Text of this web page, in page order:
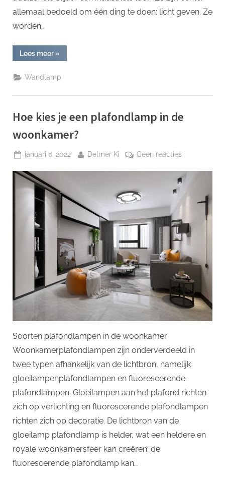
allemaal bedoeld om één ding te doen: licht geven. Ze
worden…
Lees meer“Vloerlamp
Met
Lamp”
»
Wandlamp
Hoe kies je een plafondlamp in de
woonkamer?
Geplaatst
januari 6, 2022 Door
Delmer Ki Geen reactiesop
kies
een
plafondlamp
in
de
woonkamer?
Soorten plafondlampen in de woonkamer
Woonkamerplafondlampen zijn onderverdeeld in
twee typen afhankelijk van de lichtbron, namelijk
gloeilampenplafondlampen en fluorescerende
plafondlampen. Gloeilampen aan het plafond richten
zich op verlichting en fluorescerende plafondlampen
richten zich op decoratie. De lichtbron van de
gloeilamp plafondlamp is helder, wat een heldere en
royale woonkamersfeer kan creëren; de
fluorescerende plafondlamp kan…